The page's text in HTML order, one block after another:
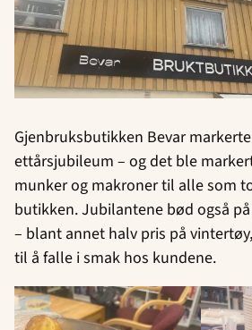
Gjenbruksbutikken Bevar
ettårsjubileum – og det ble
munker og makroner til alle som
butikken. Jubilantene bød også
– blant annet halv pris på
til å falle i smak hos kundene.